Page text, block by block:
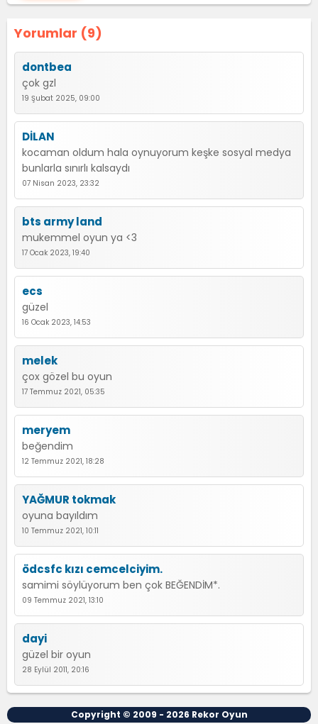
Yorumlar (9)
dontbea
çok gzl
19 Şubat 2025, 09:00
DİLAN
kocaman oldum hala oynuyorum keşke sosyal medya
bunlarla sınırlı kalsaydı
07 Nisan 2023, 23:32
bts army land
mukemmel oyun ya <3
17 Ocak 2023, 19:40
ecs
güzel
16 Ocak 2023, 14:53
melek
çox gözel bu oyun
17 Temmuz 2021, 05:35
meryem
beğendim
12 Temmuz 2021, 18:28
YAĞMUR tokmak
oyuna bayıldım
10 Temmuz 2021, 10:11
ödcsfc kızı cemcelciyim.
samimi söylüyorum ben çok BEĞENDİM*.
09 Temmuz 2021, 13:10
dayi
güzel bir oyun
28 Eylül 2011, 20:16
Copyright © 2009 - 2026 Rekor Oyun